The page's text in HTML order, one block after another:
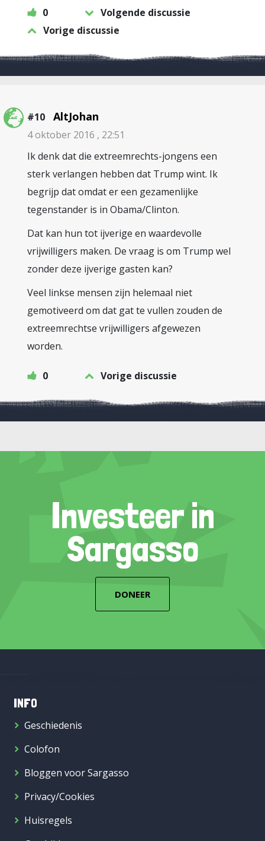
0
Volgende discussie
Vorige discussie
#10 AltJohan
4 oktober 2016 , 22:51
Ik denk dat die extreemrechts-jongens een
sterk verlangen hebben dat Trump wint. Ik
begrijp dat omdat er een gezamenlijke
tegenstander is in Obama/Clinton.
Dat kan hun tot ijverige en waardevolle
vrijwilligers maken. De vraag is om Trump wel
zonder deze ijverige gasten kan?
Veel linkse mensen zijn helemaal niet
gemotiveerd om dat gat te vullen zouden de
extreemrechtse vrijwilligers afgewezen
worden.
0 Vorige discussie
Investeer in
Sargasso
DONEER
INFO
Geschiedenis
Colofon
Bloggen voor Sargasso
Privacy/Cookies
Huisregels